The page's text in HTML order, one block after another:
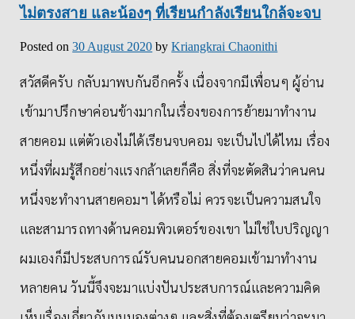
ไม่ตรงสาย และน้องๆ ที่เรียนกำลังเรียนใกล้จะจบ
Posted on30 August 2020 byKriangkrai Chaonithi
สวัสดีครับ กลับมาพบกันอีกครั้ง เนื่องจากมีเพื่อนๆ ผู้อ่าน
เข้ามาปรึกษาค่อนข้างมากในเรื่องของการย้ายมาทำงาน
สายคอม แต่ตัวเองไม่ได้เรียนจบคอม จะเป็นไปได้ไหม เรื่อง
หนึ่งที่ผมรู้สึกอย่างแรงกล้าเลยก็คือ สิ่งที่จะตัดสินว่าคนคน
หนึ่งจะทำงานสายคอมฯ ได้หรือไม่ ควรจะเป็นความสนใจ
และสามารถทางด้านคอมพิวเตอร์ของเขา ไม่ใช่ใบปริญญา
ผมเองก็มีประสบการณ์รับคนนอกสายคอมเข้ามาทำงาน
หลายคน วันนี้จึงจะมาแบ่งปันประสบการณ์และความคิด